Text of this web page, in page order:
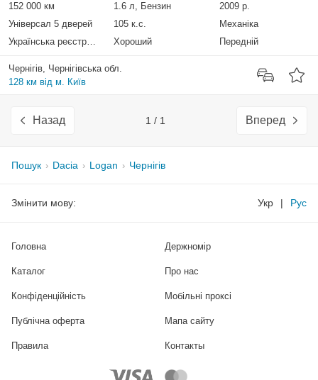
152 000 км 1.6 л, Бензин
2009 р.
Універсал 5 дверей
105 к.с.
Механіка
Українська реєстрація
Хороший Передній
Чернігів, Чернігівська обл.
128 км від м. Київ
Назад 1 / 1 Вперед
Пошук Dacia Logan Чернігів
Змінити мову: Укр | Рус
Головна
Каталог
Держномір
Про нас
Конфіденційність Мобільні проксі
Публічна оферта Мапа сайту
Правила Контакты